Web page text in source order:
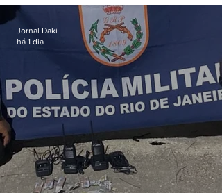
em Vaz Lobo
Jornal Daki
há 1 dia